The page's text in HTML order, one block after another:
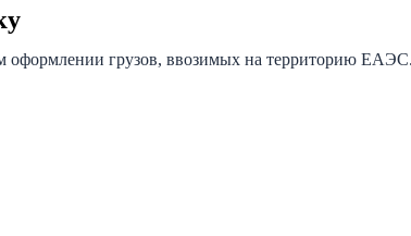
оформлении грузов, ввозимых на территорию